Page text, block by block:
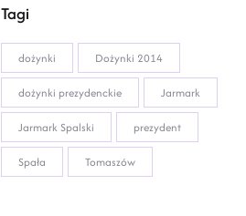
Tagi
dożynki Dożynki 2014
dożynki prezydenckie Jarmark
Jarmark Spalski prezydent
Spała Tomaszów